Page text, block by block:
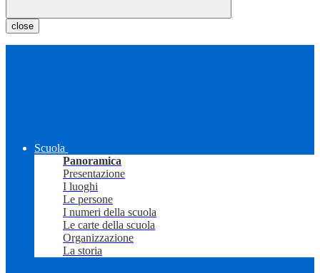
close
Scuola
Panoramica
Presentazione
I luoghi
Le persone
I numeri della scuola
Le carte della scuola
Organizzazione
La storia